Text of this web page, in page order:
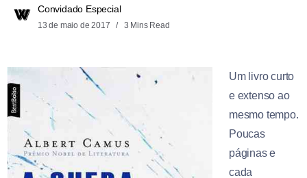
Convidado Especial
13 de maio de 2017 3 Mins Read
Um livro curto
e extenso ao
mesmo tempo.
Poucas
páginas e
cada